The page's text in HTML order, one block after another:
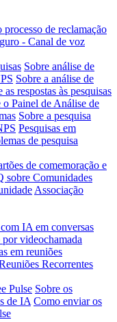
processo de reclamação
- Canal de voz
Sobre análise de
Sobre a análise de
as respostas às pesquisas
o Painel de Análise de
Sobre a pesquisa
Pesquisas em
de pesquisa
de comemoração e
sobre Comunidades
Associação
IA em conversas
videochamada
em reuniões
Recorrentes
Pulse Sobre os
de IA Como enviar os